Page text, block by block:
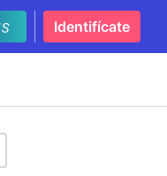
Identifícate